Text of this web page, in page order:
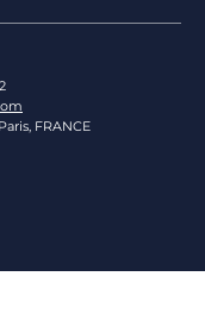
FRANCE